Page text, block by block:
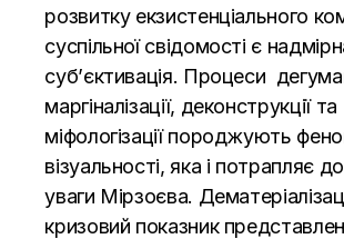
розвитку екзистенціального
суспільної свідомості є
суб’єктивація. Процеси
маргіналізації, деконструкції та
міфологізації породжують
візуальності, яка і потрапляє
уваги Мірзоєва.
кризовий показник